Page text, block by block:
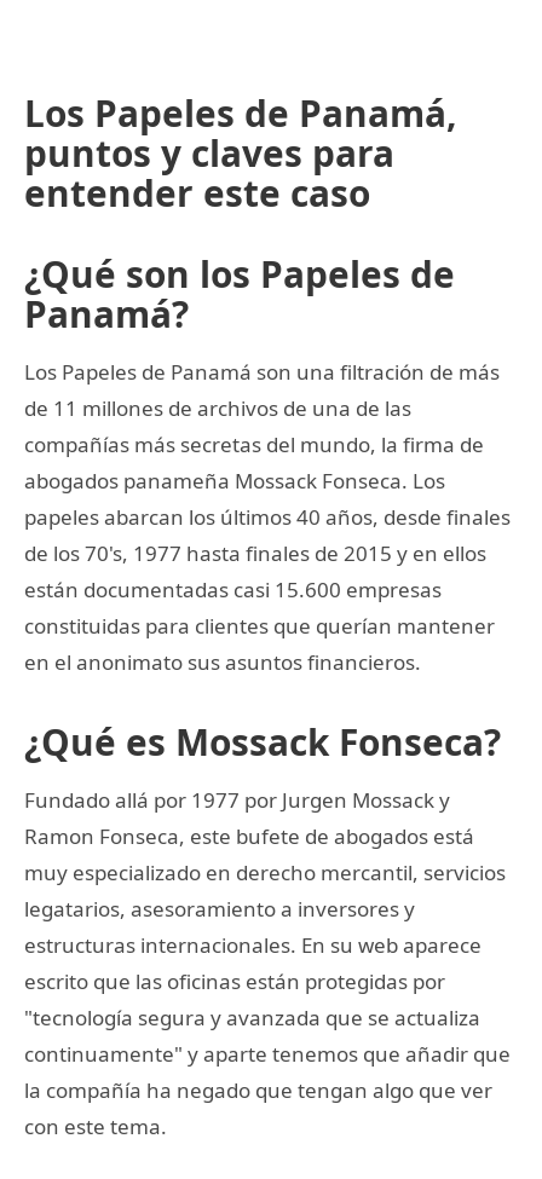
Los Papeles de Panamá,
puntos y claves para
entender este caso
¿Qué son los Papeles de
Panamá?
Los Papeles de Panamá son una filtración de más
de 11 millones de archivos de una de las
compañías más secretas del mundo, la firma de
abogados panameña Mossack Fonseca. Los
papeles abarcan los últimos 40 años, desde finales
de los 70's, 1977 hasta finales de 2015 y en ellos
están documentadas casi 15.600 empresas
constituidas para clientes que querían mantener
en el anonimato sus asuntos financieros.
¿Qué es Mossack Fonseca?
Fundado allá por 1977 por Jurgen Mossack y
Ramon Fonseca, este bufete de abogados está
muy especializado en derecho mercantil, servicios
legatarios, asesoramiento a inversores y
estructuras internacionales. En su web aparece
escrito que las oficinas están protegidas por
"tecnología segura y avanzada que se actualiza
continuamente" y aparte tenemos que añadir que
la compañía ha negado que tengan algo que ver
con este tema.